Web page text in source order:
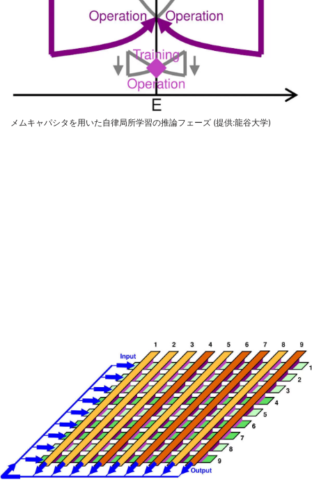
メムキャパシタを用いた自律局所学習の推論フェーズ (提供:龍谷大学)